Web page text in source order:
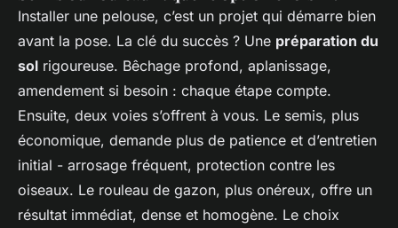
Installer une pelouse, c’est un projet qui démarre bien
avant la pose. La clé du succès ? Une préparation du
sol rigoureuse. Bêchage profond, aplanissage,
amendement si besoin : chaque étape compte.
Ensuite, deux voies s’offrent à vous. Le semis, plus
économique, demande plus de patience et d’entretien
initial - arrosage fréquent, protection contre les
oiseaux. Le rouleau de gazon, plus onéreux, offre un
résultat immédiat, dense et homogène. Le choix